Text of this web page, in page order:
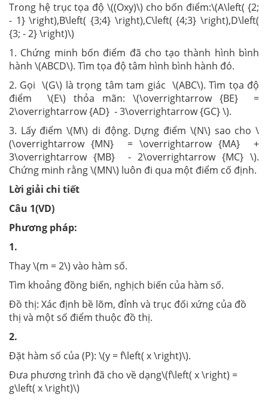
Trong hệ trục tọa độ \((Oxy)\) cho bốn điểm:\(A\left( {2;
- 1} \right),B\left( {3;4} \right),C\left( {4;3} \right),D\left(
{3; - 2} \right)\)
1. Chứng minh bốn điểm đã cho tạo thành hình bình
hành \(ABCD\). Tìm tọa độ tâm hình bình hành đó.
2. Gọi \(G\) là trọng tâm tam giác \(ABC\). Tìm tọa độ
điểm \(E\) thỏa mãn: \(\overrightarrow {BE} =
2\overrightarrow {AD} - 3\overrightarrow {GC} \).
3. Lấy điểm \(M\) di động. Dựng điểm \(N\) sao cho \
(\overrightarrow {MN} = \overrightarrow {MA} +
3\overrightarrow {MB} - 2\overrightarrow {MC} \).
Chứng minh rằng \(MN\) luôn đi qua một điểm cố định.
Lời giải chi tiết
Câu 1(VD)
Phương pháp:
1.
Thay \(m = 2\) vào hàm số.
Tìm khoảng đồng biến, nghịch biến của hàm số.
Đồ thị: Xác định bề lõm, đỉnh và trục đối xứng của đồ
thị và một số điểm thuộc đồ thị.
2.
Đặt hàm số của (P): \(y = f\left( x \right)\).
Đưa phương trình đã cho về dạng\(f\left( x \right) =
g\left( x \right)\)